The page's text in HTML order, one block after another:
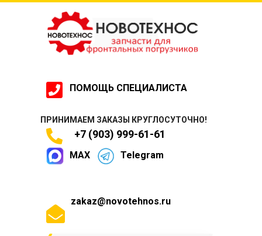
ПОМОЩЬ СПЕЦИАЛИСТА
ПРИНИМАЕМ ЗАКАЗЫ КРУГЛОСУТОЧНО!
+7 (903) 999-61-61
MAX Telegram
zakaz@novotehnos.ru